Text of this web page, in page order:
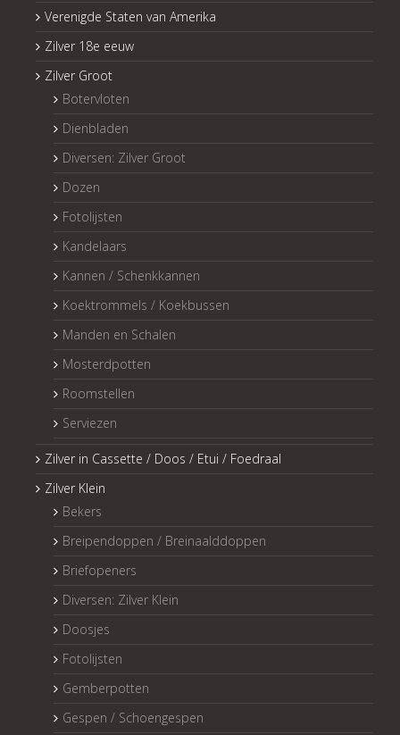
Verenigde Staten van Amerika
Zilver 18e eeuw
Zilver Groot
Botervloten
Dienbladen
Diversen: Zilver Groot
Dozen
Fotolijsten
Kandelaars
Kannen / Schenkkannen
Koektrommels / Koekbussen
Manden en Schalen
Mosterdpotten
Roomstellen
Serviezen
Zilver in Cassette / Doos / Etui / Foedraal
Zilver Klein
Bekers
Breipendoppen / Breinaalddoppen
Briefopeners
Diversen: Zilver Klein
Doosjes
Fotolijsten
Gemberpotten
Gespen / Schoengespen